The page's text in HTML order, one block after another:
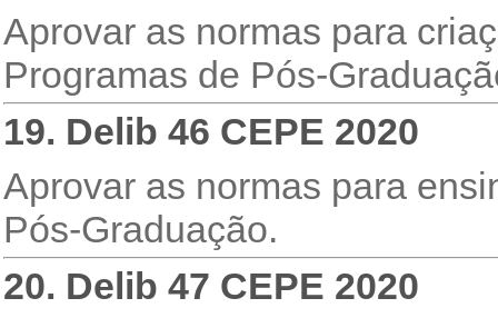
Aprovar as normas para
Programas de Pós-
19. Delib 46 CEPE 2020
Aprovar as normas para
Pós-Graduação.
20. Delib 47 CEPE 2020